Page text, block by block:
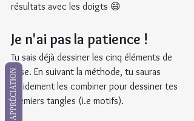
résultats avec les doigts 😄
Je n'ai pas la patience !
Tu sais déjà dessiner les cinq éléments de
base. En suivant la méthode, tu sauras
rapidement les combiner pour dessiner tes
premiers tangles (i.e motifs).
APPRÉCIATION